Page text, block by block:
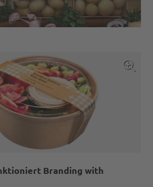
Branding with